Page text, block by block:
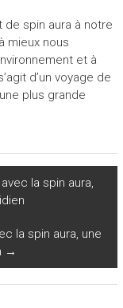
spin aura à notre
mieux nous
et à
d’un voyage de
plus grande
la spin aura,
la spin aura, une
→